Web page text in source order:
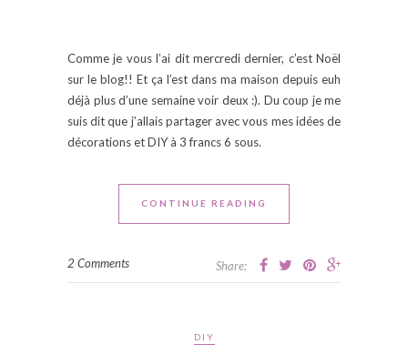
Comme je vous l’ai dit mercredi dernier, c’est Noël
sur le blog!! Et ça l’est dans ma maison depuis euh
déjà plus d’une semaine voir deux :). Du coup je me
suis dit que j’allais partager avec vous mes idées de
décorations et DIY à 3 francs 6 sous.
CONTINUE READING
2 Comments Share:
DIY